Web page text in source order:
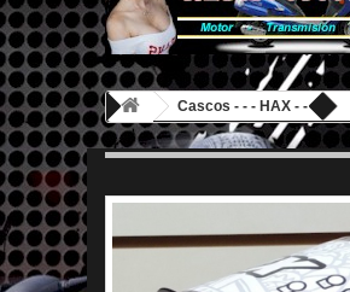
Cascos - - - HAX - - -